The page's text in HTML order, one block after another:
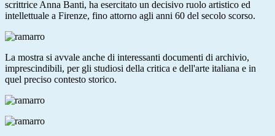
scrittrice Anna Banti, ha esercitato un decisivo ruolo artistico ed
intellettuale a Firenze, fino attorno agli anni 60 del secolo scorso.
La mostra si avvale anche di interessanti documenti di archivio,
imprescindibili, per gli studiosi della critica e dell'arte italiana e in
quel preciso contesto storico.